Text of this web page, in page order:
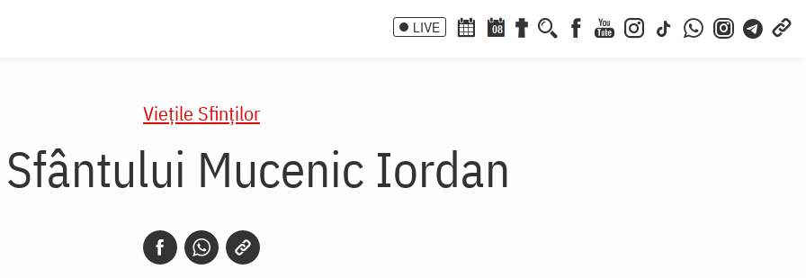
LIVE 08
Vieţile Sfinţilor
Mucenic Iordan